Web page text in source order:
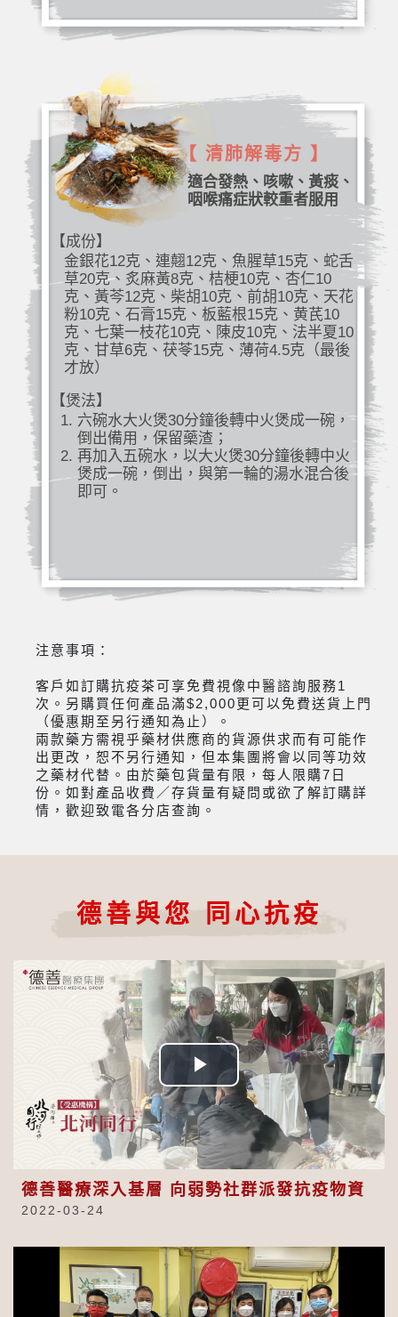
【 清肺解毒方 】
適合發熱、咳嗽、黃痰、
咽喉痛症狀較重者服用
【成份】
金銀花12克、連翹12克、魚腥草15克、蛇舌
草20克、炙麻黃8克、桔梗10克、杏仁10
克、黃芩12克、柴胡10克、前胡10克、天花
粉10克、石膏15克、板藍根15克、黄芪10
克、七葉一枝花10克、陳皮10克、法半夏10
克、甘草6克、茯苓15克、薄荷4.5克（最後
才放）
【煲法】
六碗水大火煲30分鐘後轉中火煲成一碗，
倒出備用，保留藥渣；
再加入五碗水，以大火煲30分鐘後轉中火
煲成一碗，倒出，與第一輪的湯水混合後
即可。
注意事項：
客戶如訂購抗疫茶可享免費視像中醫諮詢服務1
次。另購買任何產品滿$2,000更可以免費送貨上門
（優惠期至另行通知為止）。
兩款藥方需視乎藥材供應商的貨源供求而有可能作
出更改，恕不另行通知，但本集團將會以同等功效
之藥材代替。由於藥包貨量有限，每人限購7日
份。如對產品收費／存貨量有疑問或欲了解訂購詳
情，歡迎致電各分店查詢。
德善與您 同心抗疫
Play
Video
德善醫療深入基層 向弱勢社群派發抗疫物資
2022-03-24